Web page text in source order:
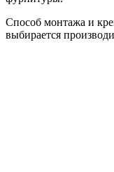
Способ монтажа и
выбирается